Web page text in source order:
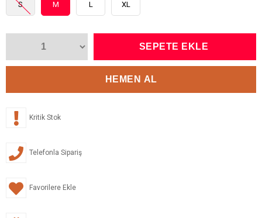
S M L XL
Kritik Stok
Telefonla Sipariş
Favorilere Ekle